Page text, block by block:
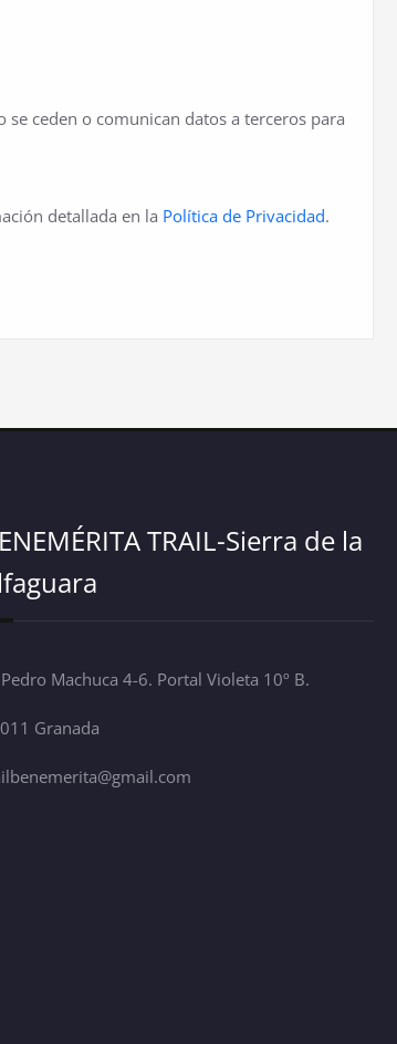
se ceden o comunican datos a terceros para
detallada en la Política de Privacidad.
TRAIL-Sierra de la
Machuca 4-6. Portal Violeta 10º B.
Granada